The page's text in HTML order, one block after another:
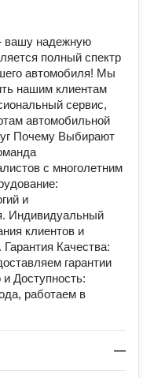
вашу надежную
полный спектр
автомобиля! Мы
нашим клиентам
сервис,
автомобильной
Почему Выбирают
с многолетним
и
Индивидуальный
клиентов и
Качества:
гарантии
Доступность:
работаем в
—